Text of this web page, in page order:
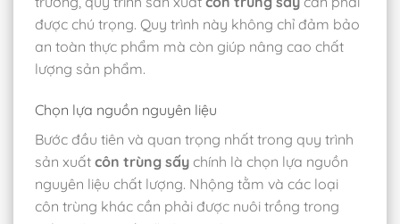
được chú trọng. Quy trình này không chỉ đảm bảo
an toàn thực phẩm mà còn giúp nâng cao chất
lượng sản phẩm.
Chọn lựa nguồn nguyên liệu
Bước đầu tiên và quan trọng nhất trong quy trình
sản xuất côn trùng sấy chính là chọn lựa nguồn
nguyên liệu chất lượng. Nhộng tằm và các loại
côn trùng khác cần phải được nuôi trồng trong